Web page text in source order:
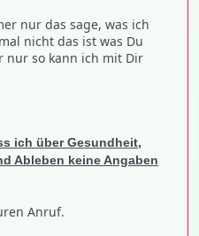
nur das sage, was ich
nicht das ist was Du
nur so kann ich mit Dir
ich über Gesundheit,
Ableben keine Angaben
Anruf.